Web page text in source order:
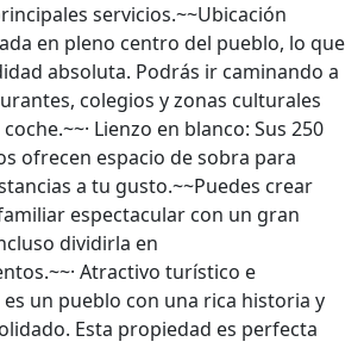
servicios.~~Ubicación
en pleno centro del pueblo, lo que
absoluta. Podrás ir caminando a
colegios y zonas culturales
Lienzo en blanco: Sus 250
ofrecen espacio de sobra para
a tu gusto.~~Puedes crear
espectacular con un gran
dividirla en
Atractivo turístico e
un pueblo con una rica historia y
Esta propiedad es perfecta